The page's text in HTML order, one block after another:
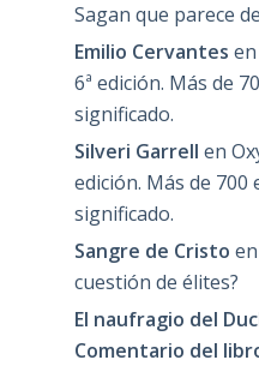
Sagan que parece
Emilio Cervantes en
6ª edición. Más de
significado.
Silveri Garrell en
edición. Más de 700
significado.
Sangre de Cristo en
cuestión de élites?
El naufragio del
Comentario del